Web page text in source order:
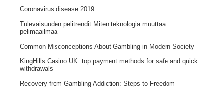
Coronavirus disease 2019
Tulevaisuuden pelitrendit Miten teknologia muuttaa
pelimaailmaa
Common Misconceptions About Gambling in Modern Society
KingHills Casino UK: top payment methods for safe and quick
withdrawals
Recovery from Gambling Addiction: Steps to Freedom